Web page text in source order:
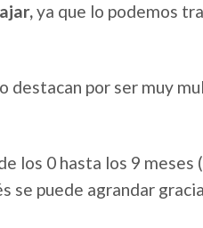
ya que lo podemos
destacan por ser muy
los 0 hasta los 9 meses
se puede agrandar